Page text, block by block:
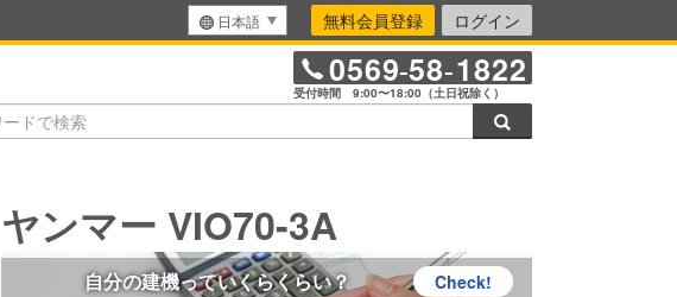
日本語 無料会員登録 ログイン
0569-58-1822
受付時間 9:00〜18:00（土日祝除く）
ヤンマー VIO70-3A
自分の建機っていくらくらい？ Check!